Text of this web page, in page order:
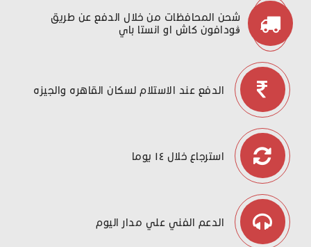
شحن المحافظات من خلال الدفع عن طريق
ڤودافون كاش او انستا باي
الدفع عند الاستلام لسكان القاهره والجيزه
استرجاع خلال ١٤ يوما
الدعم الفني علي مدار اليوم